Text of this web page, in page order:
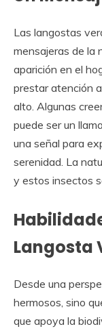
Las langostas
mensajeras de la
aparición en el
prestar atención
alto. Algunas
puede ser un
una señal para
serenidad. La
y estos insectos
Langosta
Desde una
hermosos, sino
que apoya la